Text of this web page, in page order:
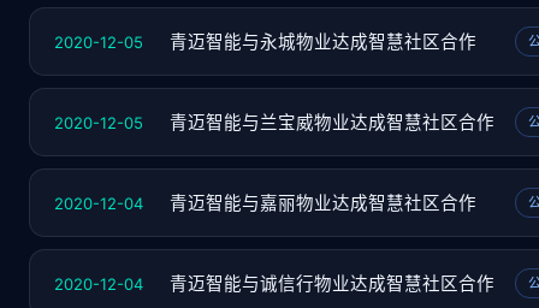
2020-12-05 青迈智能与永城物业达成智慧社区合作
2020-12-05 青迈智能与兰宝威物业达成智慧社区合作
2020-12-04 青迈智能与嘉丽物业达成智慧社区合作
2020-12-04 青迈智能与诚信行物业达成智慧社区合作